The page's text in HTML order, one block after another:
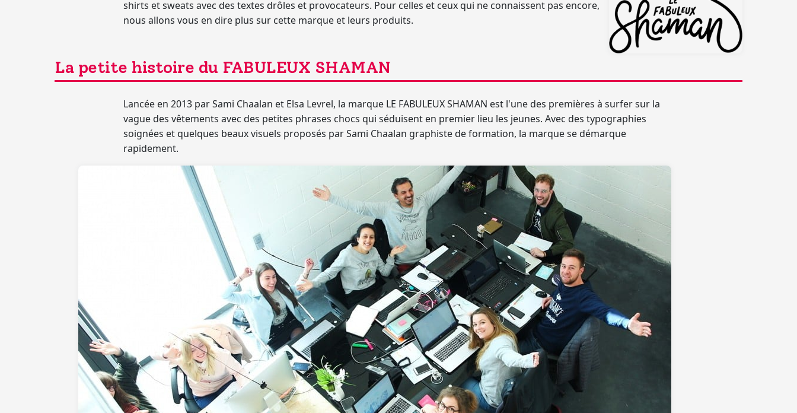
shirts et sweats avec des textes drôles et provocateurs. Pour celles et ceux qui ne connaissent pas encore,
nous allons vous en dire plus sur cette marque et leurs produits.
La petite histoire du FABULEUX SHAMAN
Lancée en 2013 parSami Chaalan et Elsa Levrel, la marque LE FABULEUX SHAMAN est l'une des premières à surfer sur la
vague des vêtements avec des petites phrases chocs qui séduisent en premier lieu les jeunes. Avec des typographies
soignées et quelques beaux visuels proposés par Sami Chaalan graphiste de formation, la marque se démarque
rapidement.